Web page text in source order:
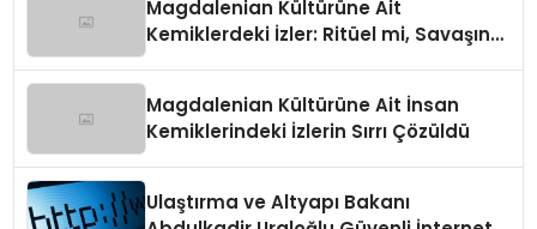
Magdalenian Kültürüne Ait
Kemiklerdeki İzler: Ritüel mi, Savaşın
Magdalenian Kültürüne Ait İnsan
Kemiklerindeki İzlerin Sırrı Çözüldü
Ulaştırma ve Altyapı Bakanı